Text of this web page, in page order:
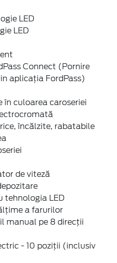
LED
LED
Connect (Pornire
aplicația FordPass)
în culoarea caroseriei
încălzite, rabatabile
de viteză
tehnologia LED
a farurilor
manual pe 8 direcţii
- 10 poziții (inclusiv